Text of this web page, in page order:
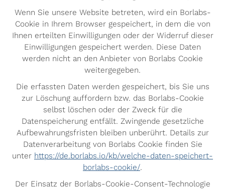
Wenn Sie unsere Website betreten, wird ein Borlabs-
Cookie in Ihrem Browser gespeichert, in dem die von
Ihnen erteilten Einwilligungen oder der Widerruf dieser
Einwilligungen gespeichert werden. Diese Daten
werden nicht an den Anbieter von Borlabs Cookie
weitergegeben.
Die erfassten Daten werden gespeichert, bis Sie uns
zur Löschung auffordern bzw. das Borlabs-Cookie
selbst löschen oder der Zweck für die
Datenspeicherung entfällt. Zwingende gesetzliche
Aufbewahrungsfristen bleiben unberührt. Details zur
Datenverarbeitung von Borlabs Cookie finden Sie
unter https://de.borlabs.io/kb/welche-daten-speichert-
borlabs-cookie/.
Der Einsatz der Borlabs-Cookie-Consent-Technologie